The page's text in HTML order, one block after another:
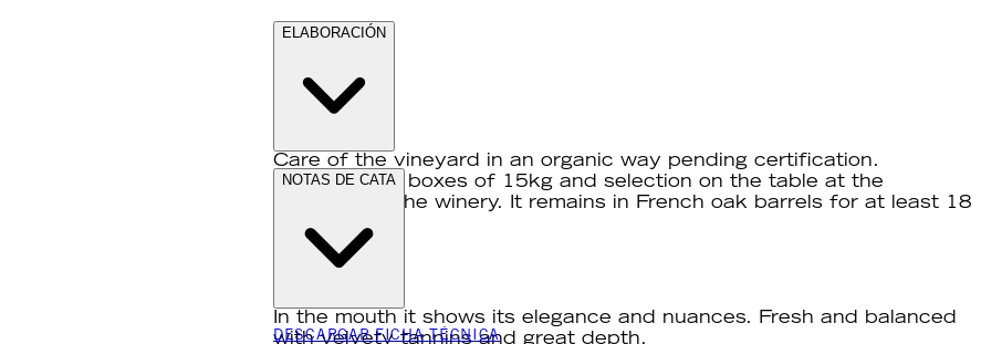
ELABORACIÓN
Care of the vineyard in an organic way pending certification.
Harvested in boxes of 15kg and selection on the table at the
entrance of the winery. It remains in French oak barrels for at least 18
months.
NOTAS DE CATA
In the mouth it shows its elegance and nuances. Fresh and balanced
with velvety tannins and great depth.
DESCARGAR FICHA TÉCNICA